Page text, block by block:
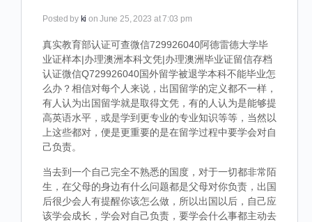
Posted by ki on June 25, 2023 at 7:03 pm
真实教育部认证可查微信729926040阿德雷德大学毕
业证样本|办理澳洲本科文凭|办理澳洲毕业证留信存档
认证微信Q729926040国外留学被退学本科不能毕业怎
么办？相信对每个人来说，出国留学的定义都不一样，
有人认为出国留学就是取得文凭，有的人认为是能够提
高英语水平，或是学到更专业的专业知识等等，当然以
上这些都对，便是更重要的是在留学过程中要学会对自
己负责。
当去到一个自己完全不熟悉的国度，对于一切都非常陌
生，在父母的身边有什么问题都是父母对你负责，出国
后很少会人有提醒你该怎么做，所以出国以后，自己应
该学会成长，学会对自己负责，要学会什么事都主动去